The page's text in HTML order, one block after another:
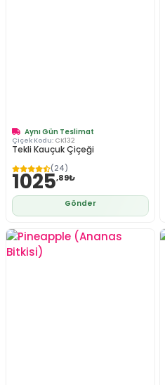
Aynı Gün Teslimat
Çiçek Kodu: CK132
Tekli Kauçuk Çiçeği
(24)
1025,89₺
Gönder